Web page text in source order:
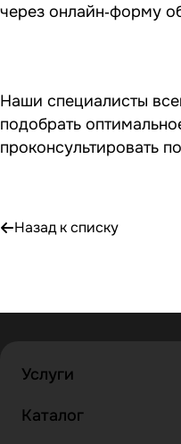
через онлайн‑форму
Наши специалисты
подобрать
проконсультировать
Назад к списку
Услуги
Каталог